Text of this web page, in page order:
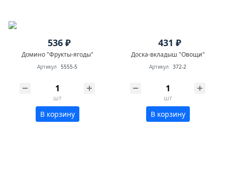
536 ₽
Домино "Фрукты-ягоды"
Артикул 5555-5
шт
В корзину
431 ₽
Доска-вкладыш "Овощи"
Артикул 372-2
шт
В корзину